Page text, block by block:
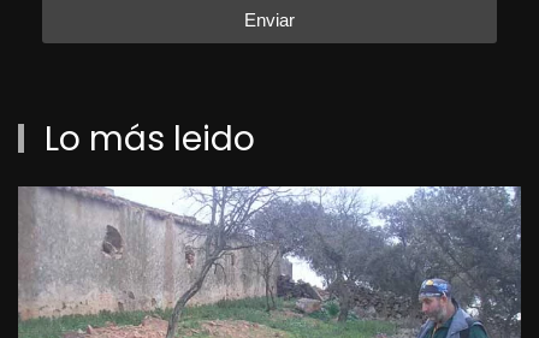
Enviar
Lo más leido